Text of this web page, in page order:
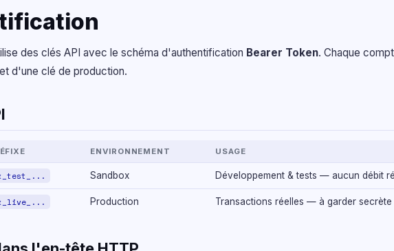
des clés API avec le schéma d'authentification Bearer Token. Chaque
d'une clé de production.
ENVIRONNEMENT USAGE
Sandbox Développement & tests — aucun débit
Production Transactions réelles — à garder secrète